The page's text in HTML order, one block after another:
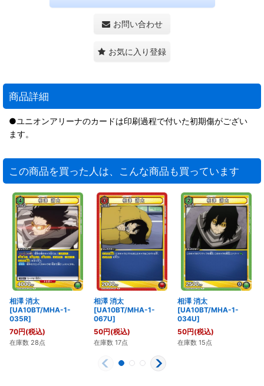
お問い合わせ
お気に入り登録
商品詳細
●ユニオンアリーナのカードは印刷過程で付いた初期傷がござい
ます。
この商品を買った人は、こんな商品も買っています
相澤 消太
[UA10BT/MHA-1-
035R]
70円(税込)
在庫数 28点
相澤 消太
[UA10BT/MHA-1-
067U]
50円(税込)
在庫数 17点
相澤 消太
[UA10BT/MHA-1-
034U]
50円(税込)
在庫数 15点